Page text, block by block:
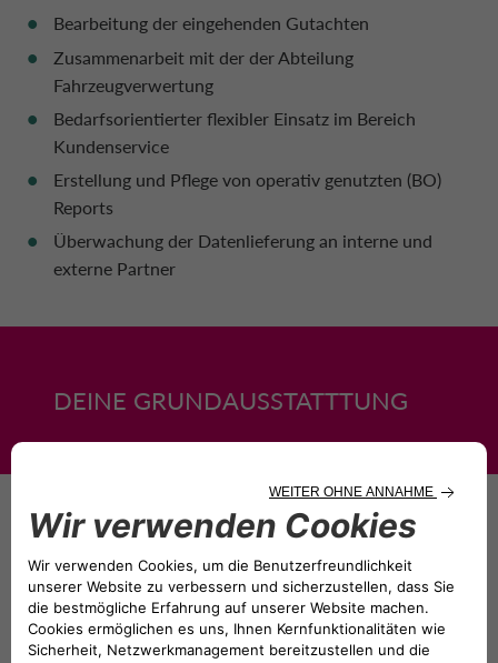
SPANIEN CA AUTO BANK
Bearbeitung der eingehenden Gutachten
Zusammenarbeit mit der der Abteilung
Fahrzeugverwertung
Bedarfsorientierter flexibler Einsatz im Bereich
Kundenservice
Erstellung und Pflege von operativ genutzten (BO)
Reports
Überwachung der Datenlieferung an interne und
externe Partner
DEINE GRUNDAUSSTATTTUNG
Abgeschlossene Berufsausbildung als Bankkaufmann
(m/w/d) oder eine vergleichbare kaufmännische
Qualifikation
Mehrjährige Berufserfahrung idealerweise im Bereich